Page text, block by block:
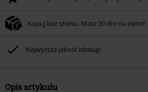
Kupuj bez stresu. Masz 30 dni na zwrot!
Najwyższa jakość obsługi
Opis artykułu